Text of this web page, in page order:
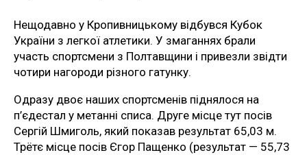
Нещодавно у Кропивницькому відбувся Кубок
України з легкої атлетики. У змаганнях брали
участь спортсмени з Полтавщини і привезли звідти
чотири нагороди різного гатунку.
Одразу двоє наших спортсменів піднялося на
п’єдестал у метанні списа. Друге місце тут посів
Сергій Шмиголь, який показав результат 65,03 м.
Трётє місце посів Єгор Пащенко (результат — 55,73